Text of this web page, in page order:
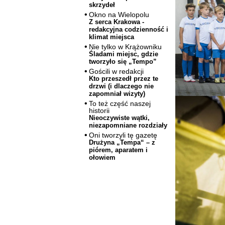
skrzydeł
Okno na Wielopolu
Z serca Krakowa -
redakcyjna codzienność i
klimat miejsca
Nie tylko w Krążowniku
Śladami miejsc, gdzie
tworzyło się „Tempo”
Gościli w redakcji
Kto przeszedł przez te
drzwi (i dlaczego nie
zapomniał wizyty)
To też część naszej
historii
Nieoczywiste wątki,
niezapomniane rozdziały
Oni tworzyli tę gazetę
Drużyna „Tempa“ – z
piórem, aparatem i
ołowiem